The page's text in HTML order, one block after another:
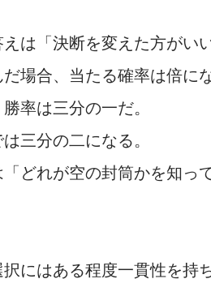
は「決断を変えた方がい
場合、当たる確率は倍にな
率は三分の一だ。
三分の二になる。
「どれが空の封筒かを知
にはある程度一貫性を持